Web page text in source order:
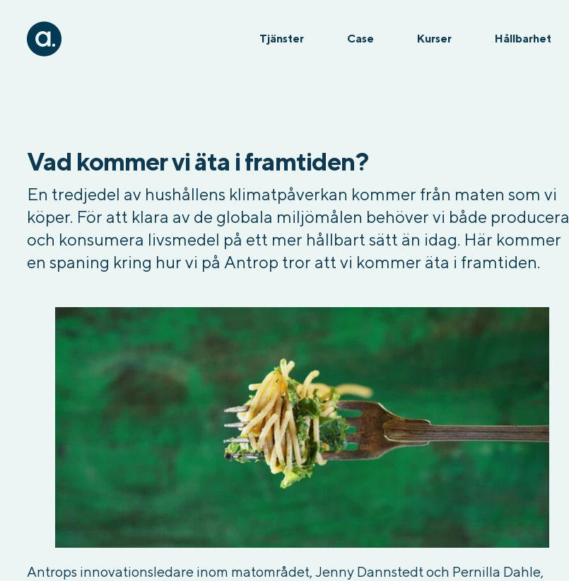
Tjänster Case Kurser Hållbarhet
Vad kommer vi äta i framtiden?
En tredjedel av hushållens klimatpåverkan kommer från maten som vi
köper. För att klara av de globala miljömålen behöver vi både producera
och konsumera livsmedel på ett mer hållbart sätt än idag. Här kommer
en spaning kring hur vi på Antrop tror att vi kommer äta i framtiden.
Antrops innovationsledare inom matområdet, Jenny Dannstedt och Pernilla Dahle,